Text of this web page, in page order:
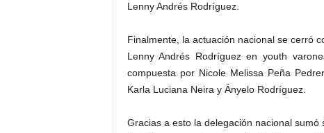
Lenny Andrés Rodríguez.
Finalmente, la actuación nacional se cerró
Lenny Andrés Rodríguez en youth
compuesta por Nicole Melissa Peña
Karla Luciana Neira y Ányelo Rodríguez.
Gracias a esto la delegación nacional